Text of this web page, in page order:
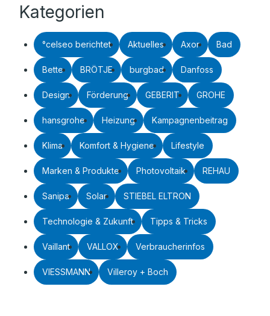
Kategorien
°celseo berichtet Aktuelles Axor Bad
Bette BRÖTJE burgbad Danfoss
Design Förderung GEBERIT GROHE
hansgrohe Heizung Kampagnenbeitrag
Klima Komfort & Hygiene Lifestyle
Marken & Produkte Photovoltaik REHAU
Sanipa Solar STIEBEL ELTRON
Technologie & Zukunft Tipps & Tricks
Vaillant VALLOX Verbraucherinfos
VIESSMANN Villeroy + Boch